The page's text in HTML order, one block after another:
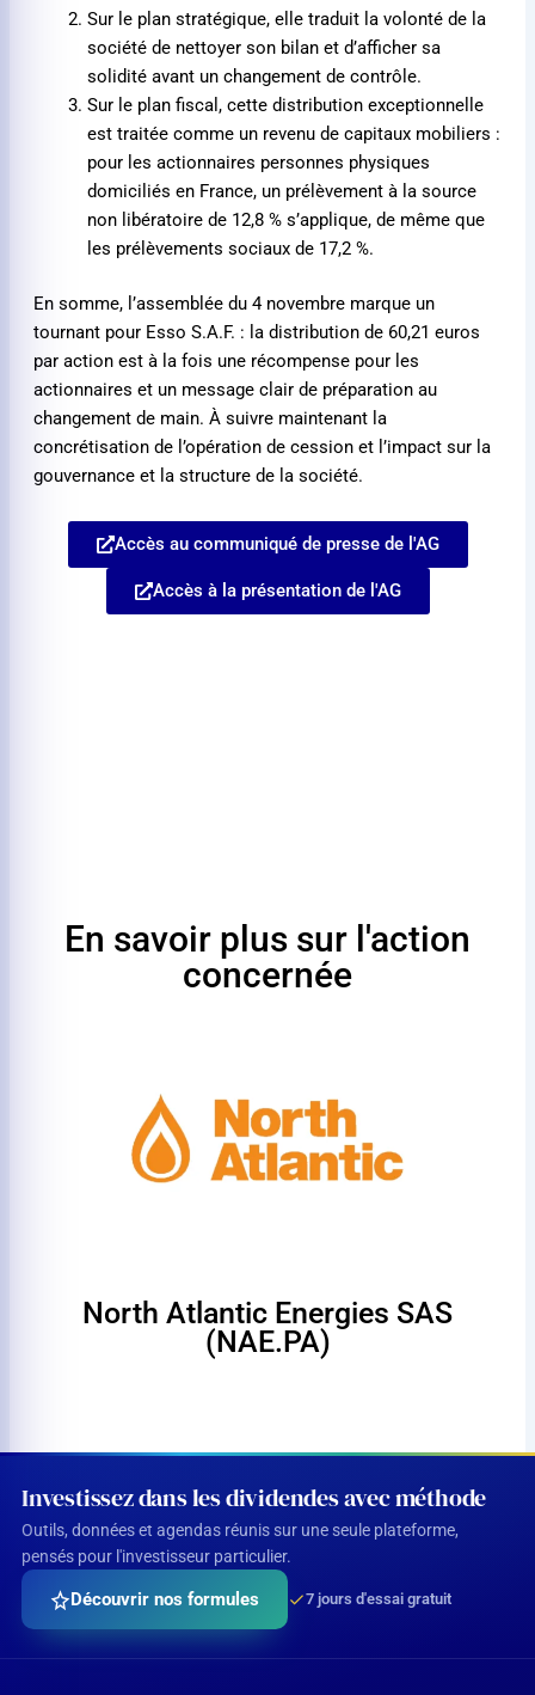
Sur le plan stratégique, elle traduit la volonté de la
société de nettoyer son bilan et d’afficher sa
solidité avant un changement de contrôle.
Sur le plan fiscal, cette distribution exceptionnelle
est traitée comme un revenu de capitaux mobiliers :
pour les actionnaires personnes physiques
domiciliés en France, un prélèvement à la source
non libératoire de 12,8 % s’applique, de même que
les prélèvements sociaux de 17,2 %.
En somme, l’assemblée du 4 novembre marque un
tournant pour Esso S.A.F. : la distribution de 60,21 euros
par action est à la fois une récompense pour les
actionnaires et un message clair de préparation au
changement de main. À suivre maintenant la
concrétisation de l’opération de cession et l’impact sur la
gouvernance et la structure de la société.
Accès au communiqué de presse de l'AG
Accès à la présentation de l'AG
En savoir plus sur l'action
concernée
North Atlantic Energies SAS
(NAE.PA)
Investissez dans les dividendes avec méthode
Outils, données et agendas réunis sur une seule plateforme,
pensés pour l'investisseur particulier.
Découvrir nos formules 7 jours d'essai gratuit